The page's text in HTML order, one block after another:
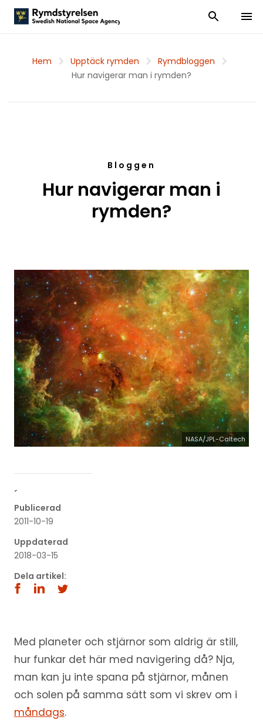
Visa och dölj
Visa
Hem Upptäck rymden
Rymdbloggen
Hur navigerar man i rymden?
Bloggen
Hur navigerar man i
rymden?
NASA/JPL-Caltech
´
Publicerad
2011-10-19
Uppdaterad
2018-03-15
Dela artikel:
Med planeter och stjärnor som aldrig är still,
hur funkar det här med navigering då? Nja,
man kan ju inte spana på stjärnor, månen
och solen på samma sätt som vi skrev om i
måndags.